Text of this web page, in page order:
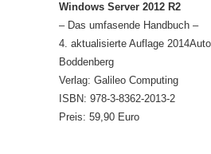
Windows Server 2012 R2
– Das umfasende Handbuch –
4. aktualisierte Auflage
Boddenberg
Verlag: Galileo Computing
ISBN: 978-3-8362-2013-2
Preis: 59,90 Euro